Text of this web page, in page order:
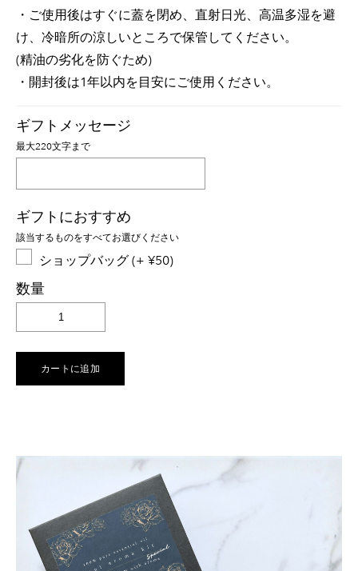
・ご使用後はすぐに蓋を閉め、直射日光、高温多湿を避
け、冷暗所の涼しいところで保管してください。
(精油の劣化を防ぐため)
・開封後は1年以内を目安にご使用ください。
ギフトメッセージ
最大220文字まで
ギフトにおすすめ
該当するものをすべてお選びください
ショップバッグ (+ ¥50)
数量
カートに追加